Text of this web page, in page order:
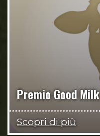
Premio Good Milk
Scopri di più